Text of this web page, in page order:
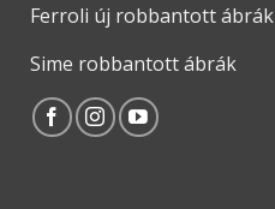
Ferroli új robbantott ábrák
Sime robbantott ábrák